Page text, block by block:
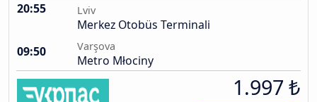
20:55 Lviv
Merkez Otobüs Terminali
09:50
Varşova
Metro Młociny
1.997 ₺